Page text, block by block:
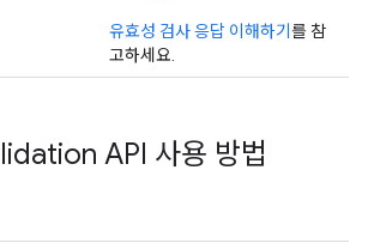
유효성 검사 응답 이해하기 를 참
고하세요.
API 사용 방법